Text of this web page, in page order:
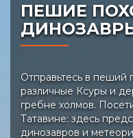
ПЕШИЕ
Отправьтесь в пеший
различные Ксуры и
гребне холмов.
Татавине: здесь
динозавров и